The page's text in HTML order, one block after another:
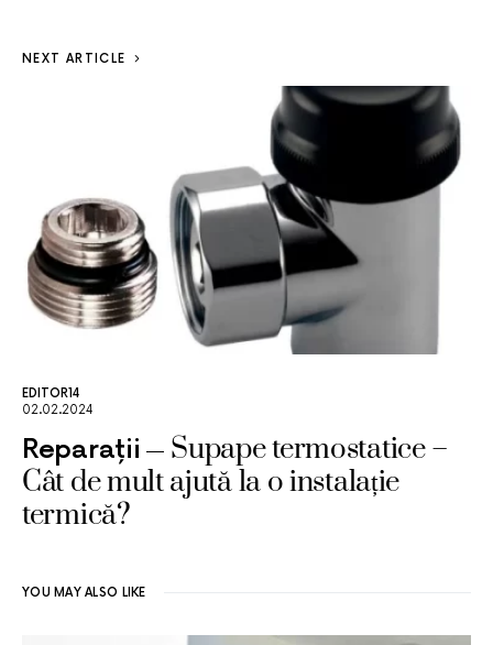
NEXT ARTICLE
EDITOR14
02.02.2024
Reparații
Supape termostatice –
Cât de mult ajută la o instalație
termică?
YOU MAY ALSO LIKE